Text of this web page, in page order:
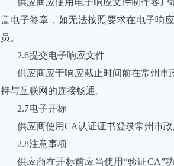
供应商应使用电子响应文件制作客
盖电子签章，如无法按照要求在电子响
员。
2.6提交电子响应文件
供应商应于响应截止时间前在常州
持与互联网的连接畅通。
2.7电子开标
供应商使用CA认证证书登录常州市
2.8注意事项
供应商在开标前应当使用“验证CA”